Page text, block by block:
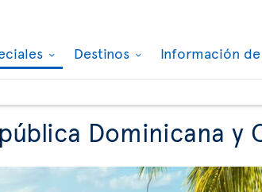
Destinos Información
Dominicana y